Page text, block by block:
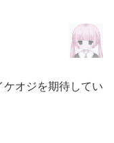
ケオジを期待してい